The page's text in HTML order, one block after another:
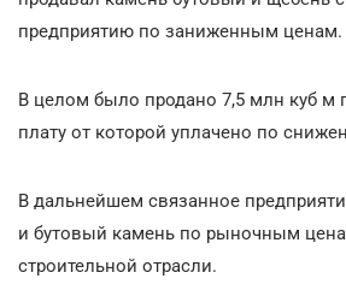
предприятию по заниженным ценам.
В целом было продано 7,5 млн куб м
плату от которой уплачено по
В дальнейшем связанное
и бутовый камень по рыночным
строительной отрасли.